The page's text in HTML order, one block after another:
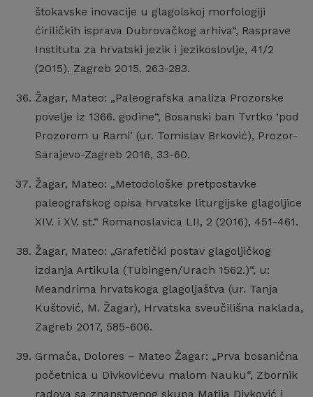
štokavske inovacije u glagolskoj morfologiji
ćiriličkih isprava Dubrovačkog arhiva“, Rasprave
Instituta za hrvatski jezik i jezikoslovlje, 41/2
(2015), Zagreb 2015, 263-283.
Žagar, Mateo: „Paleografska analiza Prozorske
povelje iz 1366. godine“, Bosanski ban Tvrtko ‘pod
Prozorom u Rami’ (ur. Tomislav Brković), Prozor-
Sarajevo-Zagreb 2016, 33-60.
Žagar, Mateo: „Metodološke pretpostavke
paleografskog opisa hrvatske liturgijske glagoljice
XIV. i XV. st.“ Romanoslavica LII, 2 (2016), 451-461.
Žagar, Mateo: „Grafetički postav glagoljičkog
izdanja Artikula (Tübingen/Urach 1562.)“, u:
Meandrima hrvatskoga glagoljaštva (ur. Tanja
Kuštović, M. Žagar), Hrvatska sveučilišna naklada,
Zagreb 2017, 585-606.
Grmača, Dolores – Mateo Žagar: „Prva bosanična
početnica u Divkovićevu malom Nauku“, Zbornik
radova sa znanstvenog skupa Matija Divković i